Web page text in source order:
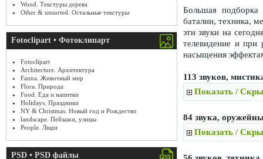
Wood. Текстуры дерева
Other & unsorted. Остальные текстуры
Fotoclipart • Фотоклипарт
Fotoclipart
Architecture. Архитектура
Fauna. Животный мир
Flora. Природа
Food. Еда и напитки
Holidays. Праздники
NY & Christmas. Новый год и Рождество
landscape. Пейзажи, улицы
People. Люди
PSD • PSD файлы
Большая подборка
баталии, техника,
эти звуки на
телевидение и при
насыщения
113 звуков,
Показать /
84 звука,
Показать /